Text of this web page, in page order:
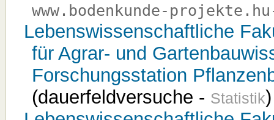
www.bodenkunde-
Lebenswissenschaftliche
für Agrar- und
Forschungsstation
(dauerfeldversuche - Statistik)